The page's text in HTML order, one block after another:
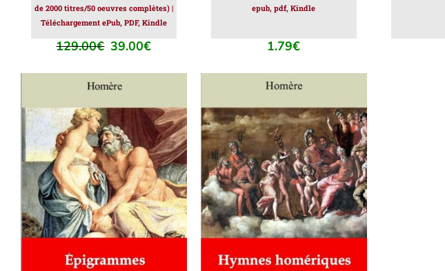
de 2000 titres/50 oeuvres complètes) |
Téléchargement ePub, PDF, Kindle
129.00€ Le
initial
était :
129.00€.
39.00€Le
actuel
39.00€.
epub, pdf, Kindle
1.79€
AJOUTER AU PANIER
/
DÉTAILS
AJOUTER AU PANIER
/
DÉTAILS